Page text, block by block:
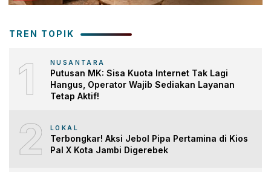
TREN TOPIK
1 NUSANTARA
Putusan MK: Sisa Kuota Internet Tak Lagi
Hangus, Operator Wajib Sediakan Layanan
Tetap Aktif!
2 LOKAL
Terbongkar! Aksi Jebol Pipa Pertamina di Kios
Pal X Kota Jambi Digerebek